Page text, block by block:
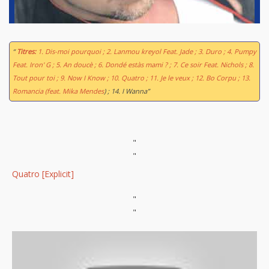
“ Titres:1. Dis-moi pourquoi ; 2. Lanmou kreyol Feat. Jade ; 3. Duro ; 4. Pumpy
Feat. Iron' G ; 5. An doucè ; 6. Dondé estàs mami ? ; 7. Ce soir Feat. Nichols ; 8.
Tout pour toi ; 9. Now I Know ; 10. Quatro ; 11. Je le veux ; 12. Bo Corpu ; 13.
Romancia (feat. Mika Mendes) ; 14. I Wanna”
"
"
Quatro [Explicit]
"
"